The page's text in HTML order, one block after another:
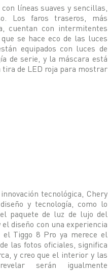
líneas suaves y sencillas,
Los faros traseros, más
cuentan con intermitentes
se hace eco de las luces
equipados con luces de
de serie, y la máscara está
de LED roja para mostrar
tecnológica, Chery
y tecnología, como lo
paquete de luz de lujo del
diseño con una experiencia
Tiggo 8 Pro ya merece el
las fotos oficiales, significa
y creo que el interior y las
serán igualmente